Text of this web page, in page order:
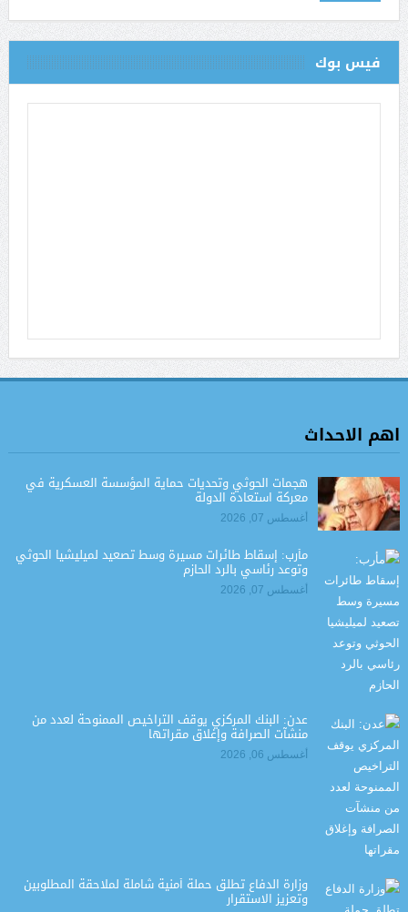
فيس بوك
اهم الاحداث
هجمات الحوثي وتحديات حماية المؤسسة العسكرية في
معركة استعادة الدولة
أغسطس 07, 2026
مأرب: إسقاط طائرات مسيرة وسط تصعيد لميليشيا الحوثي
وتوعد رئاسي بالرد الحازم
أغسطس 07, 2026
عدن: البنك المركزي يوقف التراخيص الممنوحة لعدد من
منشآت الصرافة وإغلاق مقراتها
أغسطس 06, 2026
وزارة الدفاع تطلق حملة أمنية شاملة لملاحقة المطلوبين
وتعزيز الاستقرار